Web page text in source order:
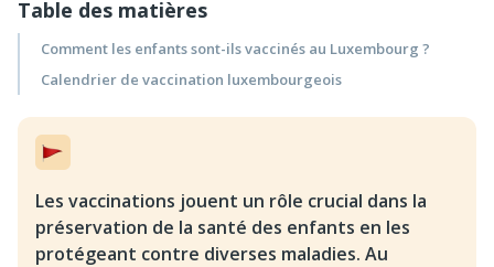
Table des matières
Comment les enfants sont-ils vaccinés au Luxembourg ?
Calendrier de vaccination luxembourgeois
Les vaccinations jouent un rôle crucial dans la
préservation de la santé des enfants en les
protégeant contre diverses maladies. Au